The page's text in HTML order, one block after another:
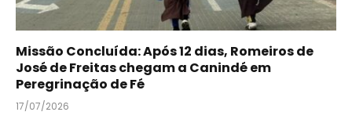
Missão Concluída: Após 12 dias, Romeiros de
José de Freitas chegam a Canindé em
Peregrinação de Fé
17/07/2026